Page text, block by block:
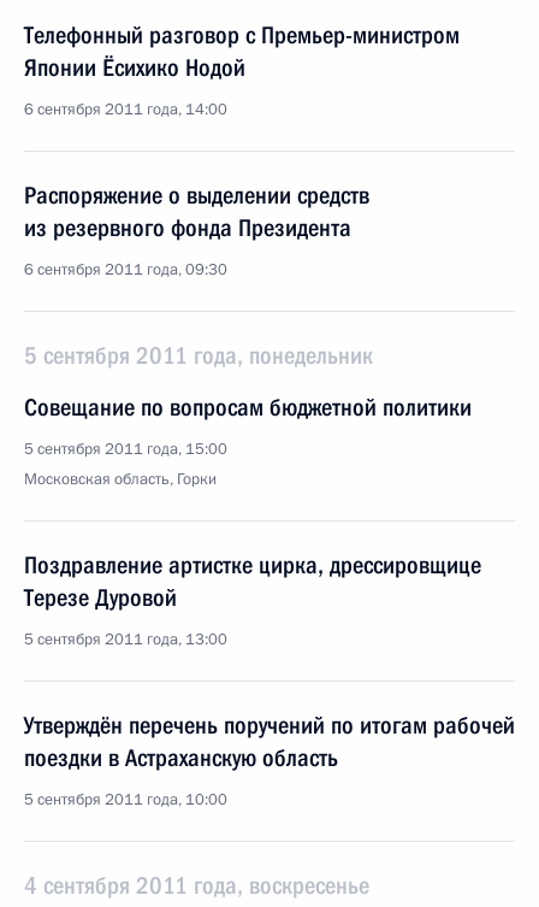
Телефонный разговор с Премьер-министром
Японии Ёсихико Нодой
6 сентября 2011 года, 14:00
Распоряжение о выделении средств
из резервного фонда Президента
6 сентября 2011 года, 09:30
5 сентября 2011 года, понедельник
Совещание по вопросам бюджетной политики
5 сентября 2011 года, 15:00
Московская область, Горки
Поздравление артистке цирка, дрессировщице
Терезе Дуровой
5 сентября 2011 года, 13:00
Утверждён перечень поручений по итогам рабочей
поездки в Астраханскую область
5 сентября 2011 года, 10:00
4 сентября 2011 года, воскресенье